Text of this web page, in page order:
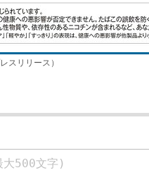
スリリース）